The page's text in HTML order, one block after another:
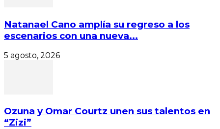
Natanael Cano amplía su regreso a los
escenarios con una nueva...
5 agosto, 2026
Ozuna y Omar Courtz unen sus talentos en
“Zizi”